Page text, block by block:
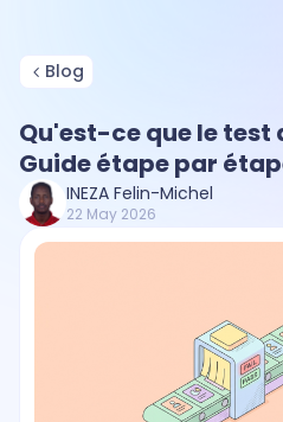
Blog
Qu'est-ce que le test
Guide étape par
INEZA Felin-Michel
22 May 2026